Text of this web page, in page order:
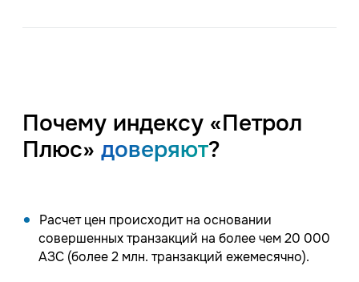
Почему индексу «Петрол
Плюс» доверяют?
Расчет цен происходит на основании
совершенных транзакций на более чем 20 000
АЗС (более 2 млн. транзакций ежемесячно).